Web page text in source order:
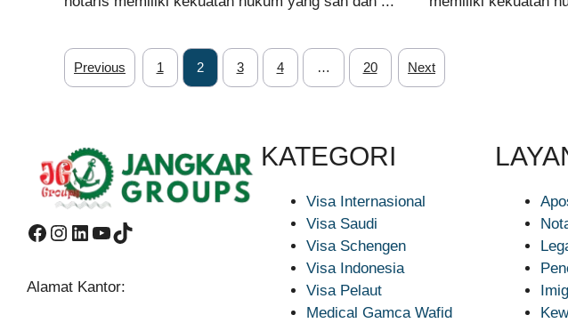
Previous 1 2 3 4 … 20 Next
Facebook
Instagram
LinkedIn
YouTube
TikTok
Alamat Kantor:
KATEGORI
Visa Internasional
Visa Saudi
Visa Schengen
Visa Indonesia
Visa Pelaut
Medical Gamca Wafid